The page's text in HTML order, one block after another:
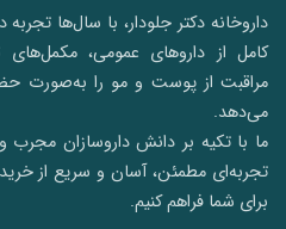
داروخانه دکتر جلودار، با سال‌ها
کامل از داروهای عمومی،
مراقبت از پوست و مو را به‌صورت
می‌دهد.
ما با تکیه بر دانش داروسازان مجرب
تجربه‌ای مطمئن، آسان و سریع از
برای شما فراهم کنیم.